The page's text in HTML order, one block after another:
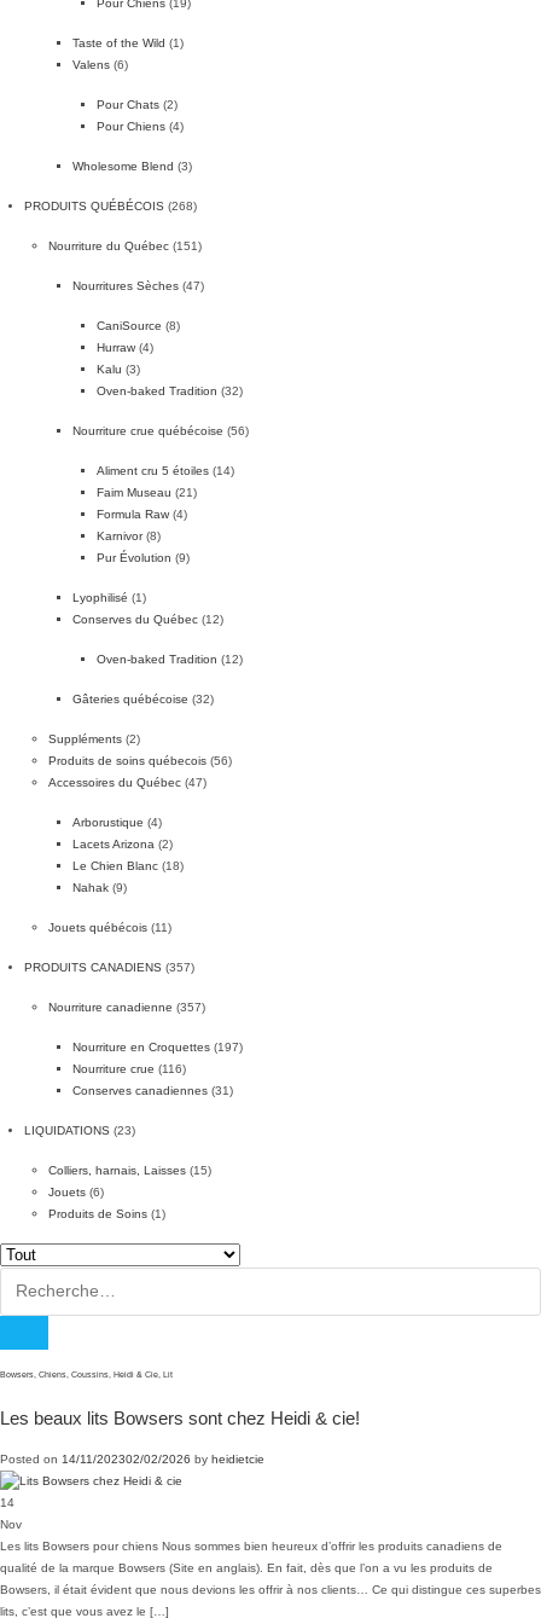
Pour Chiens (19)
Taste of the Wild (1)
Valens (6)
Pour Chats (2)
Pour Chiens (4)
Wholesome Blend (3)
PRODUITS QUÉBÉCOIS (268)
Nourriture du Québec (151)
Nourritures Sèches (47)
CaniSource (8)
Hurraw (4)
Kalu (3)
Oven-baked Tradition (32)
Nourriture crue québécoise (56)
Aliment cru 5 étoiles (14)
Faim Museau (21)
Formula Raw (4)
Karnivor (8)
Pur Évolution (9)
Lyophilisé (1)
Conserves du Québec (12)
Oven-baked Tradition (12)
Gâteries québécoise (32)
Suppléments (2)
Produits de soins québecois (56)
Accessoires du Québec (47)
Arborustique (4)
Lacets Arizona (2)
Le Chien Blanc (18)
Nahak (9)
Jouets québécois (11)
PRODUITS CANADIENS (357)
Nourriture canadienne (357)
Nourriture en Croquettes (197)
Nourriture crue (116)
Conserves canadiennes (31)
LIQUIDATIONS (23)
Colliers, harnais, Laisses (15)
Jouets (6)
Produits de Soins (1)
Rechercher :
Bowsers Chiens Coussins Heidi & Cie Lit
Les beaux lits Bowsers sont chez Heidi & cie!
Posted on 14/11/202302/02/2026 by heidietcie
14
Nov
Les lits Bowsers pour chiens Nous sommes bien heureux d’offrir les produits canadiens de
qualité de la marque Bowsers (Site en anglais). En fait, dès que l’on a vu les produits de
Bowsers, il était évident que nous devions les offrir à nos clients… Ce qui distingue ces superbes
lits, c’est que vous avez le […]